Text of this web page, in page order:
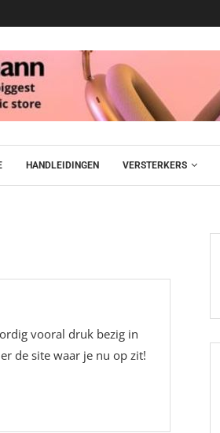
HANDLEIDINGEN VERSTERKERS
vooral druk bezig in
de site waar je nu op zit!